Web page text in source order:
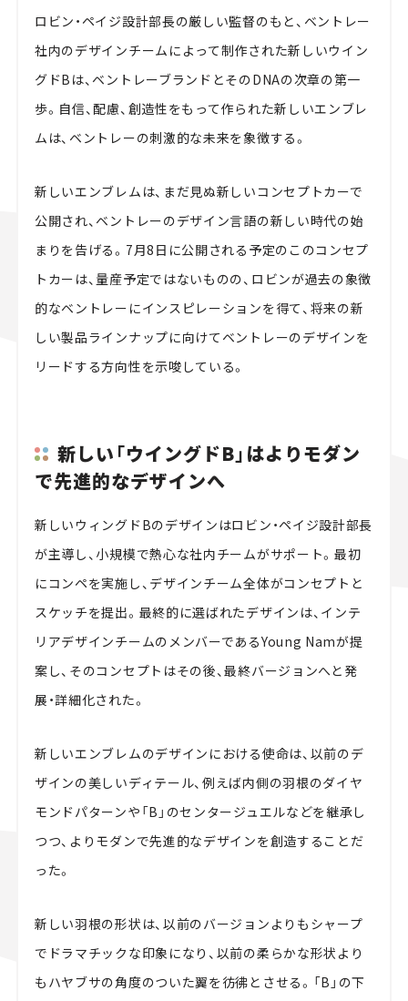
ロビン・ペイジ設計部長の厳しい監督のもと、ベントレー
社内のデザインチームによって制作された新しいウイン
グドBは、ベントレーブランドとそのDNAの次章の第一
歩。自信、配慮、創造性をもって作られた新しいエンブレ
ムは、ベントレーの刺激的な未来を象徴する。
新しいエンブレムは、まだ見ぬ新しいコンセプトカーで
公開され、ベントレーのデザイン言語の新しい時代の始
まりを告げる。7月8日に公開される予定のこのコンセプ
トカーは、量産予定ではないものの、ロビンが過去の象徴
的なベントレーにインスピレーションを得て、将来の新
しい製品ラインナップに向けてベントレーのデザインを
リードする方向性を示唆している。
新しい「ウイングドB」はよりモダン
で先進的なデザインへ
新しいウィングドBのデザインはロビン・ペイジ設計部長
が主導し、小規模で熱心な社内チームがサポート。最初
にコンペを実施し、デザインチーム全体がコンセプトと
スケッチを提出。最終的に選ばれたデザインは、インテ
リアデザインチームのメンバーであるYoung Namが提
案し、そのコンセプトはその後、最終バージョンへと発
展・詳細化された。
新しいエンブレムのデザインにおける使命は、以前のデ
ザインの美しいディテール、例えば内側の羽根のダイヤ
モンドパターンや「B」のセンタージュエルなどを継承し
つつ、よりモダンで先進的なデザインを創造することだ
った。
新しい羽根の形状は、以前のバージョンよりもシャープ
でドラマチックな印象になり、以前の柔らかな形状より
もハヤブサの角度のついた翼を彷彿とさせる。「B」の下